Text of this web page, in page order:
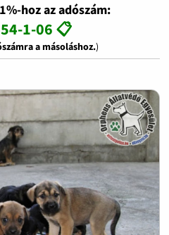
hoz az adószám:
1-06 📋
a másoláshoz.)